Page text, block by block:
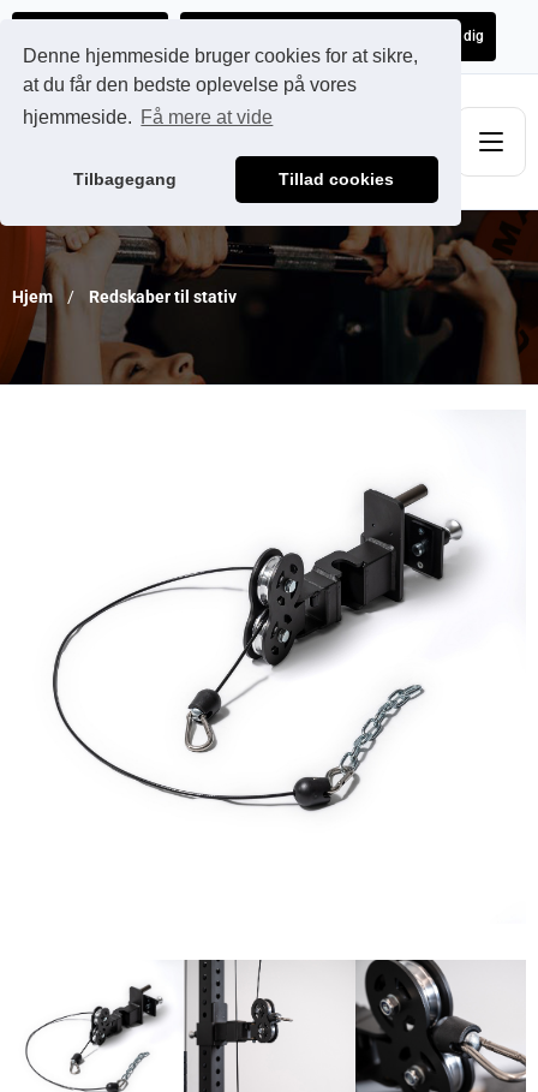
Denne hjemmeside bruger cookies for at sikre,
at du får den bedste oplevelse på vores
hjemmeside. Få mere at vide
Tilbagegang Tillad cookies
Få et uforpligtende tilbud skræddersyet til dig
Hjem Redskaber til stativ